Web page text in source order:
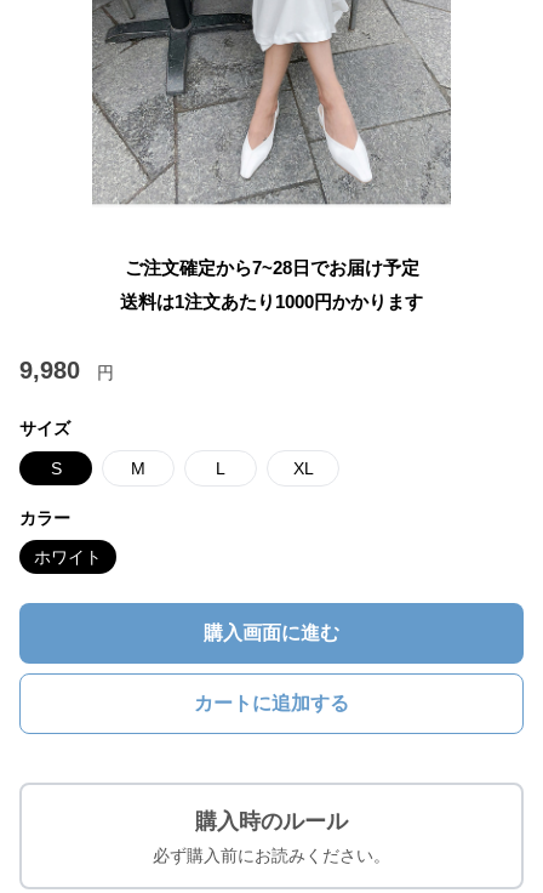
ご注文確定から7~28日でお届け予定
送料は1注文あたり 1000円かかります
9,980 円
サイズ
S M L XL
カラー
ホワイト
購入画面に進む
カートに追加する
購入時のルール
必ず購入前にお読みください。